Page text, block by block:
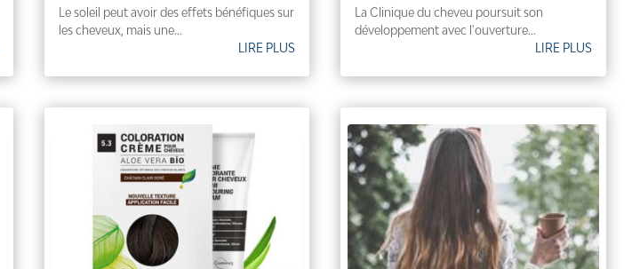
Le soleil peut avoir des effets bénéfiques sur
les cheveux, mais une...
LIRE PLUS
La Clinique du cheveu poursuit son
développement avec l'ouverture...
LIRE PLUS